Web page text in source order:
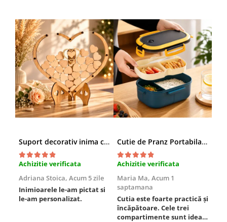
Suport decorativ inima cu mesaje, Cadou cu suflet
Achizitie verificata
Adriana Stoica, Acum 5 zile
Inimioarele le-am pictat si
le-am personalizat.
Cutie de Pranz Portabila cu Compartimente
Achizitie verificata
Maria Ma, Acum 1
saptamana
Cutia este foarte practică și
încăpătoare. Cele trei
compartimente sunt ideale